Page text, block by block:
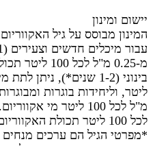
יישום ומינון
המינון מבוסס על גיל
מ-0.25 מ"ל
לכל 100 ליטר תכולת האקווריום בשום פנים ואופן.
‏*מפרטי הגיל הם ערכים מנחים